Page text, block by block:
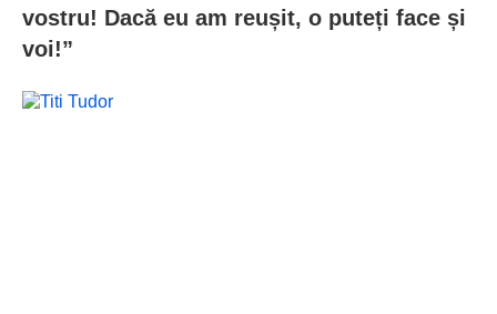
vostru! Dacă eu am reușit, o puteți face și
voi!”